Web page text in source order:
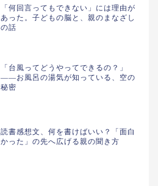
「何回言ってもできない」には理由が
あった。子どもの脳と、親のまなざし
の話
「台風ってどうやってできるの？」
——お風呂の湯気が知っている、空の
秘密
読書感想文、何を書けばいい？「面白
かった」の先へ広げる親の聞き方